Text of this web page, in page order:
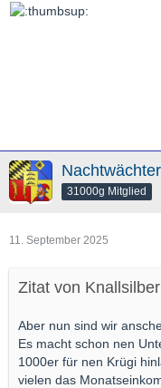
nununterPOG
Goldhut
Nachtwächter
31000g Mitglied
11. September 2025
Zitat von Knallsilber
Aber nun sind wir
Es macht schon nen
1000er für nen Krügi
vielen das